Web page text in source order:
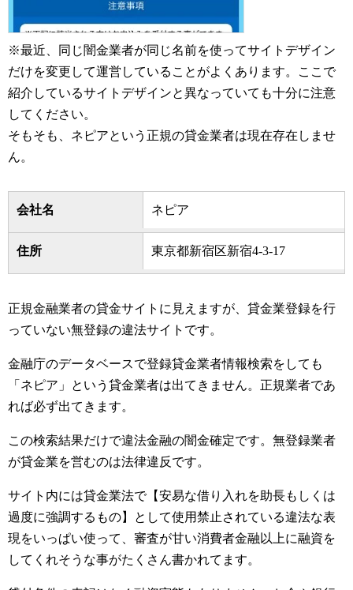
※最近、同じ闇金業者が同じ名前を使ってサイトデザイン
だけを変更して運営していることがよくあります。ここで
紹介しているサイトデザインと異なっていても十分に注意
してください。
そもそも、ネピアという正規の貸金業者は現在存在しませ
ん。
会社名 ネピア
住所 東京都新宿区新宿4-3-17
正規金融業者の貸金サイトに見えますが、貸金業登録を行
っていない無登録の違法サイトです。
金融庁のデータベースで登録貸金業者情報検索をしても
「ネピア」という貸金業者は出てきません。正規業者であ
れば必ず出てきます。
この検索結果だけで違法金融の闇金確定です。無登録業者
が貸金業を営むのは法律違反です。
サイト内には貸金業法で【安易な借り入れを助長もしくは
過度に強調するもの】として使用禁止されている違法な表
現をいっぱい使って、審査が甘い消費者金融以上に融資を
してくれそうな事がたくさん書かれてます。